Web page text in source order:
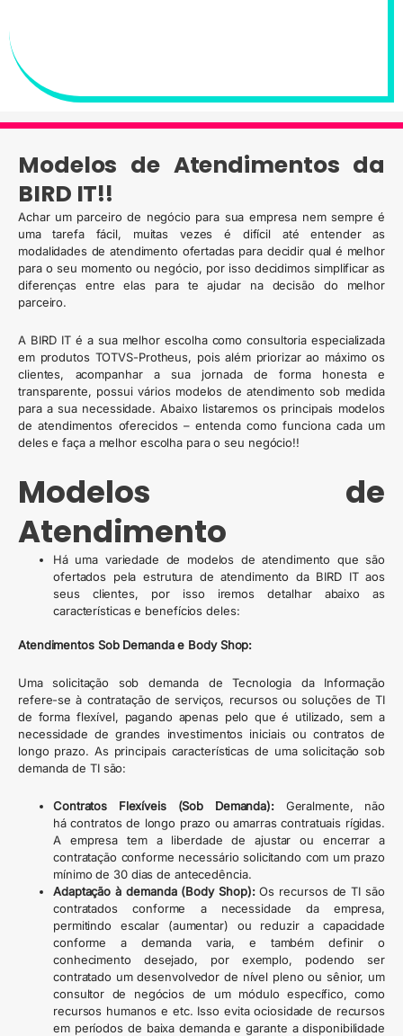
Modelos de Atendimentos da
BIRD IT!!
Achar um parceiro de negócio para sua empresa nem sempre é
uma tarefa fácil, muitas vezes é difícil até entender as
modalidades de atendimento ofertadas para decidir qual é melhor
para o seu momento ou negócio, por isso decidimos simplificar as
diferenças entre elas para te ajudar na decisão do melhor
parceiro.
A BIRD IT é a sua melhor escolha como consultoria especializada
em produtos TOTVS-Protheus, pois além priorizar ao máximo os
clientes, acompanhar a sua jornada de forma honesta e
transparente, possui vários modelos de atendimento sob medida
para a sua necessidade. Abaixo listaremos os principais modelos
de atendimentos oferecidos – entenda como funciona cada um
deles e faça a melhor escolha para o seu negócio!!
Modelos de
Atendimento
Há uma variedade de modelos de atendimento que são
ofertados pela estrutura de atendimento da BIRD IT aos
seus clientes, por isso iremos detalhar abaixo as
características e benefícios deles:
Atendimentos Sob Demanda e Body Shop:
Uma solicitação sob demanda de Tecnologia da Informação
refere-se à contratação de serviços, recursos ou soluções de TI
de forma flexível, pagando apenas pelo que é utilizado, sem a
necessidade de grandes investimentos iniciais ou contratos de
longo prazo. As principais características de uma solicitação sob
demanda de TI são:
Contratos Flexíveis (Sob Demanda): Geralmente, não
há contratos de longo prazo ou amarras contratuais rígidas.
A empresa tem a liberdade de ajustar ou encerrar a
contratação conforme necessário solicitando com um prazo
mínimo de 30 dias de antecedência.
Adaptação à demanda (Body Shop):Os recursos de TI são
contratados conforme a necessidade da empresa,
permitindo escalar (aumentar) ou reduzir a capacidade
conforme a demanda varia, e também definir o
conhecimento desejado, por exemplo, podendo ser
contratado um desenvolvedor de nível pleno ou sênior, um
consultor de negócios de um módulo específico, como
recursos humanos e etc. Isso evita ociosidade de recursos
em períodos de baixa demanda e garante a disponibilidade